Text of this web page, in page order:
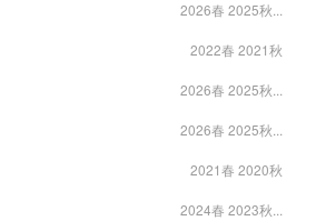
2026春 2025秋...
2022春 2021秋
2026春 2025秋...
2026春 2025秋...
2021春 2020秋
2024春 2023秋...